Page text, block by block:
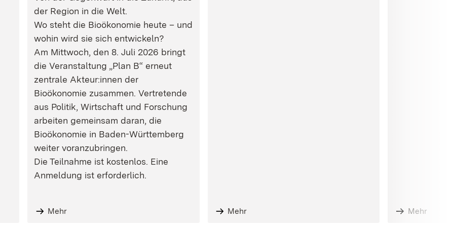
der Region in die Welt.
Wo steht die Bioökonomie heute – und
wohin wird sie sich entwickeln?
Am Mittwoch, den 8. Juli 2026 bringt
die Veranstaltung „Plan B“ erneut
zentrale Akteur:innen der
Bioökonomie zusammen. Vertretende
aus Politik, Wirtschaft und Forschung
arbeiten gemeinsam daran, die
Bioökonomie in Baden-Württemberg
weiter voranzubringen.
Die Teilnahme ist kostenlos. Eine
Anmeldung ist erforderlich.
Mehr Mehr Mehr